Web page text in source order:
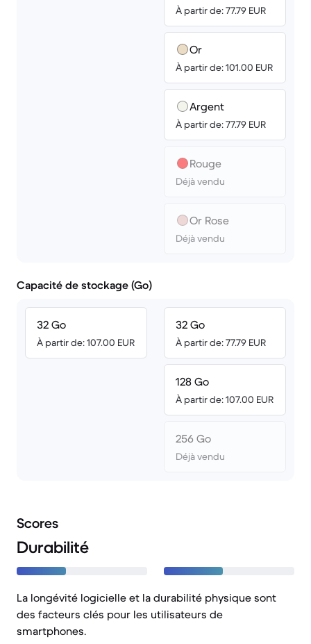
À partir de: 77.79 EUR
Or
À partir de: 101.00 EUR
Argent
À partir de: 77.79 EUR
Rouge
Déjà vendu
Or Rose
Déjà vendu
Capacité de stockage (Go)
32 Go
À partir de: 107.00 EUR
32 Go
À partir de: 77.79 EUR
128 Go
À partir de: 107.00 EUR
256 Go
Déjà vendu
Scores
Durabilité
La longévité logicielle et la durabilité physique sont
des facteurs clés pour les utilisateurs de
smartphones.